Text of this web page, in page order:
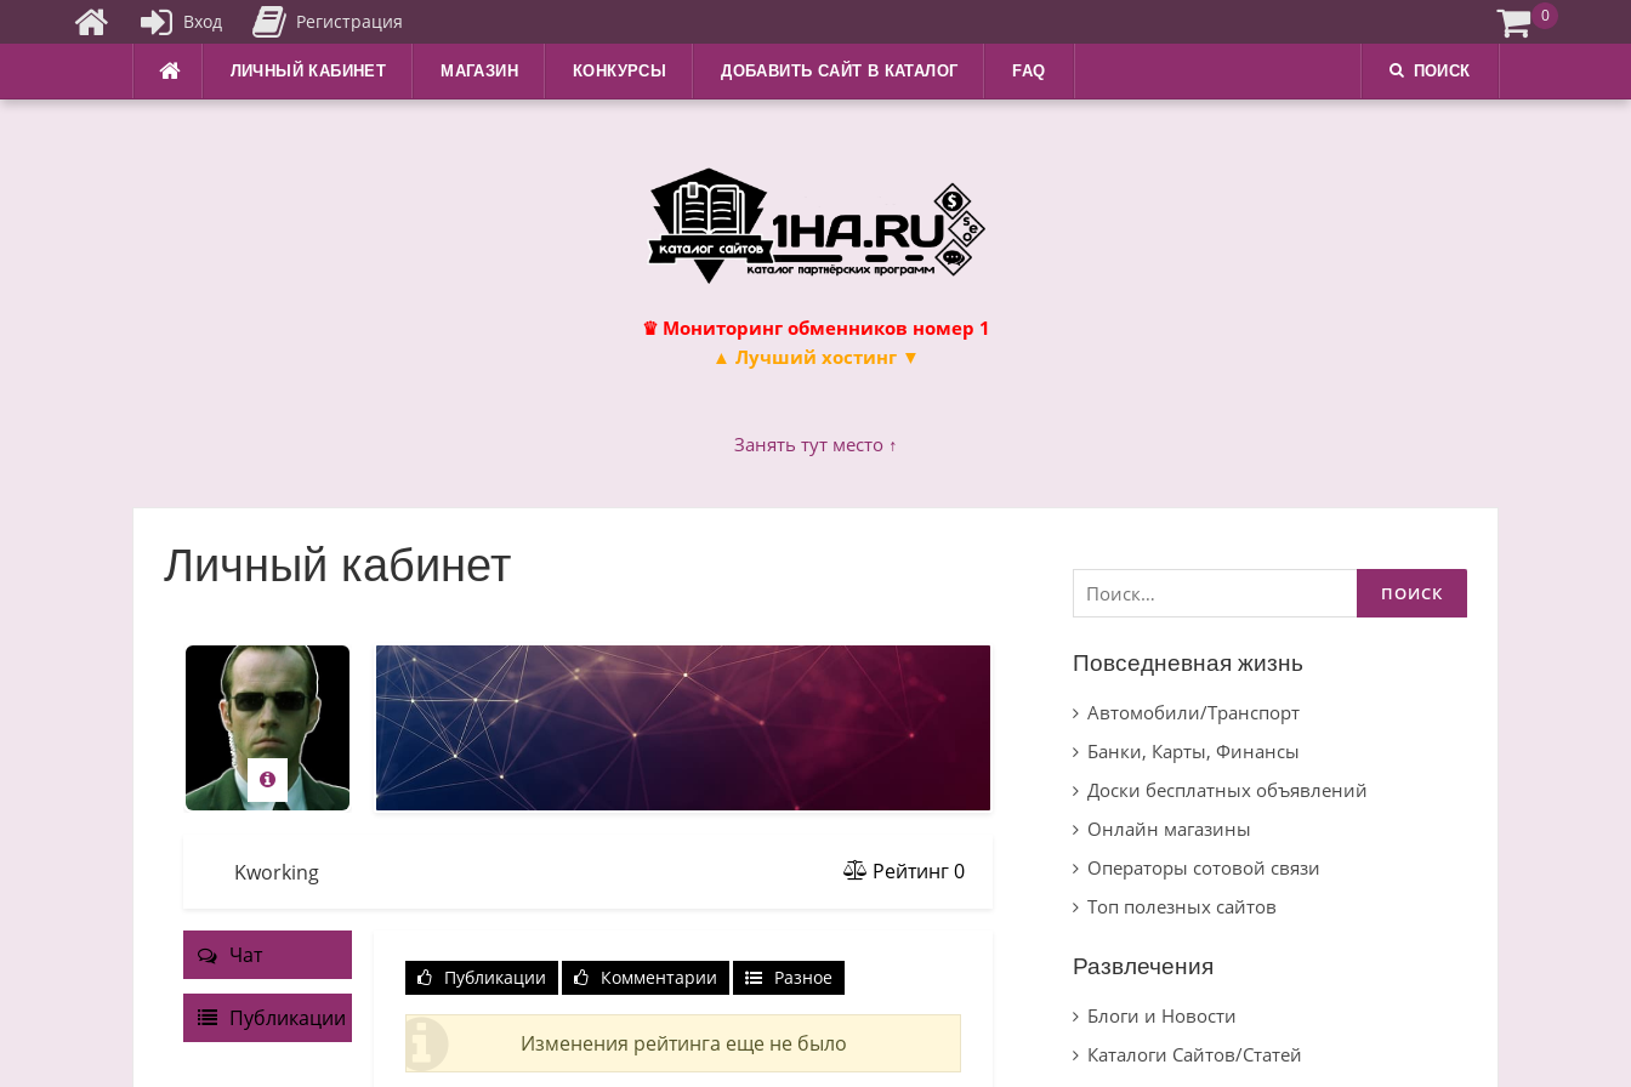
ЛИЧНЫЙ КАБИНЕТ МАГАЗИН КОНКУРСЫ ДОБАВИТЬ САЙТ В КАТАЛОГ FAQ ПОИСК
♛ Мониторинг обменников номер 1
▲ Лучший хостинг ▼
Занять тут место ↑
Личный кабинет
Kworking Рейтинг0
Чат
Публикации
Публикации Комментарии Разное
Изменения рейтинга еще не было
Найти:
Повседневная жизнь
Автомобили/Транспорт
Банки, Карты, Финансы
Доски бесплатных объявлений
Онлайн магазины
Операторы сотовой связи
Топ полезных сайтов
Развлечения
Блоги и Новости
Каталоги Сайтов/Статей
Вход Регистрация 0